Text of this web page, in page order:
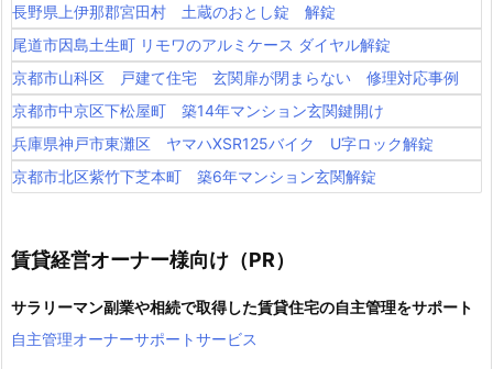
長野県上伊那郡宮田村 土蔵のおとし錠 解錠
尾道市因島土生町 リモワのアルミケース ダイヤル解錠
京都市山科区 戸建て住宅 玄関扉が閉まらない 修理対応事例
京都市中京区下松屋町 築14年マンション玄関鍵開け
兵庫県神戸市東灘区 ヤマハXSR125バイク U字ロック解錠
京都市北区紫竹下芝本町 築6年マンション玄関解錠
賃貸経営オーナー様向け（PR）
サラリーマン副業や相続で取得した賃貸住宅の自主管理をサポート
自主管理オーナーサポートサービス